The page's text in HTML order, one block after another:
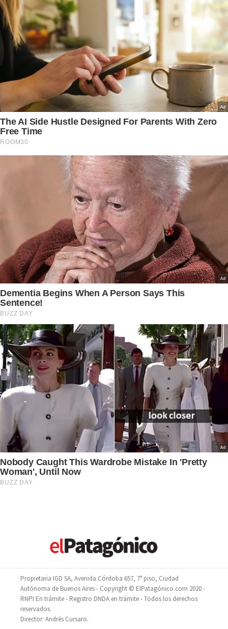
Propietaria IGD SA, Avenida Córdoba 657, 7° piso, Ciudad
Autónoma de Buenos Aires - Copyright © ElPatagónico.com 2020 -
RNPI En trámite - Registro DNDA en trámite - Todos los derechos
reservados.
Director: Andrés Cursaro.